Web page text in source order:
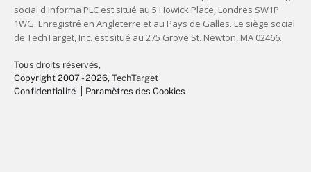
Tous droits réservés,
Copyright 2007 - 2026, TechTarget
Confidentialité
Paramètres des Cookies